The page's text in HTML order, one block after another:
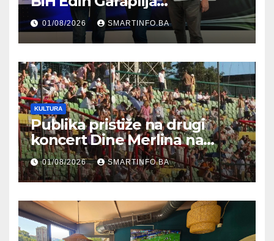
prisustvovao prezentaciji
Federalnog sajma
zapošljavanja
01/08/2026 SMARTINFO.BA
KULTURA
Publika pristiže na drugi
koncert Dine Merlina na
Koševu
01/08/2026 SMARTINFO.BA